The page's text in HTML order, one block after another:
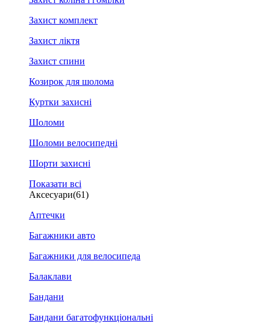
Захист комплект
Захист ліктя
Захист спини
Козирок для шолома
Куртки захисні
Шоломи
Шоломи велосипедні
Шорти захисні
Показати всі
Аксесуари(61)
Аптечки
Багажники авто
Багажники для велосипеда
Балаклави
Бандани
Бандани багатофункціональні